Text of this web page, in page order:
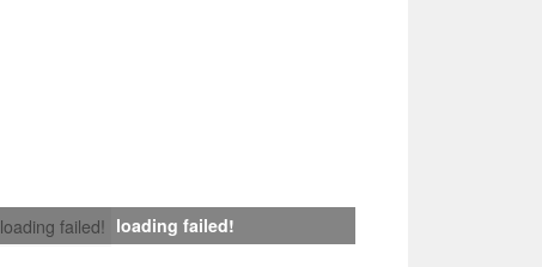
loading failed! loading failed!